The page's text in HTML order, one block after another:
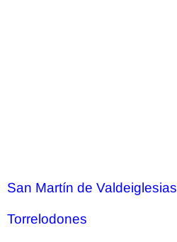
San Martín de Valdeiglesias
Torrelodones